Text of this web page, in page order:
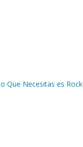
Que Necesitas es Rock